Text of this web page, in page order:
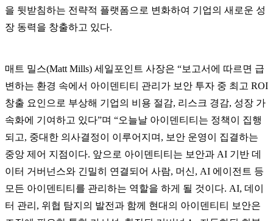
을 뒷받침하는 전략적 플랫폼으로 변화하여 기업의 새로운 성
장 동력을 창출하고 있다.
매트 밀스(Matt Mills) 세일포인트 사장은 “보고서에 따르면 급
변하는 환경 속에서 아이덴티티 관리가 보안 투자 중 최고 ROI
창출 요인으로 부상해 기업의 비용 절감, 리스크 경감, 성장 가
속화에 기여하고 있다”며 “오늘날 아이덴티티는 정책이 집행
되고, 중대한 의사결정이 이루어지며, 보안 운영이 집결하는
중앙 제어 지점이다. 앞으로 아이덴티티는 보안과 AI 기반 데
이터 거버넌스와 긴밀히 연결되어 사람, 머신, AI 에이전트 등
모든 아이덴티티를 관리하는 역할을 하게 될 것이다. AI, 데이
터 관리, 위협 탐지의 발전과 함께 현대의 아이덴티티 보안은